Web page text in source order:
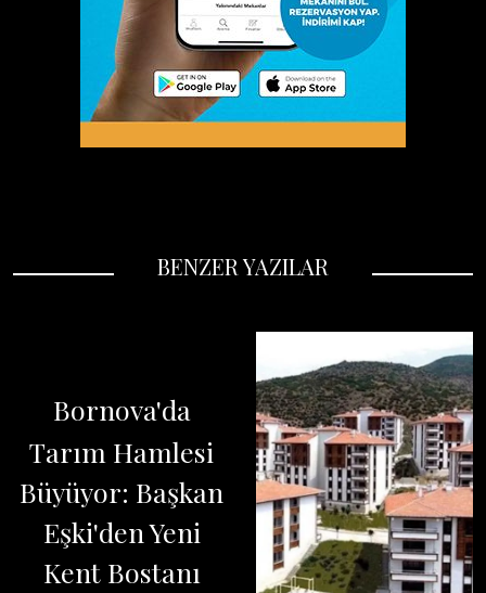
BENZER YAZILAR
Bornova'da
Tarım Hamlesi
Büyüyor: Başkan
Eşki'den Yeni
Kent Bostanı